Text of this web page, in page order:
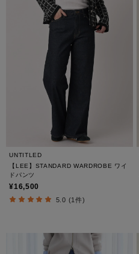
UNTITLED
【LEE】STANDARD WARDROBE ワイ
ドパンツ
¥16,500
5.0 (1件)